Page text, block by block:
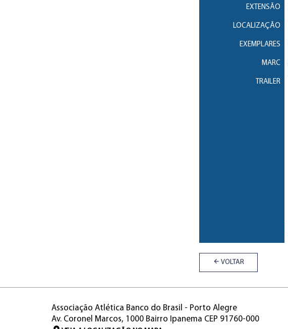
EXTENSÃO
LOCALIZAÇÃO
EXEMPLARES
MARC
TRAILER
VOLTAR
Associação Atlética Banco do Brasil - Porto Alegre
Av. Coronel Marcos, 1000 Bairro Ipanema CEP 91760-000